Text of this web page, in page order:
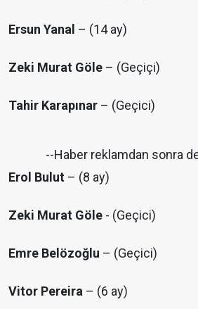
Ersun Yanal – (14 ay)
Zeki Murat Göle – (Geçiçi)
Tahir Karapınar – (Geçici)
--Haber reklamdan sonra
Erol Bulut – (8 ay)
Zeki Murat Göle - (Geçici)
Emre Belözoğlu – (Geçici)
Vitor Pereira – (6 ay)